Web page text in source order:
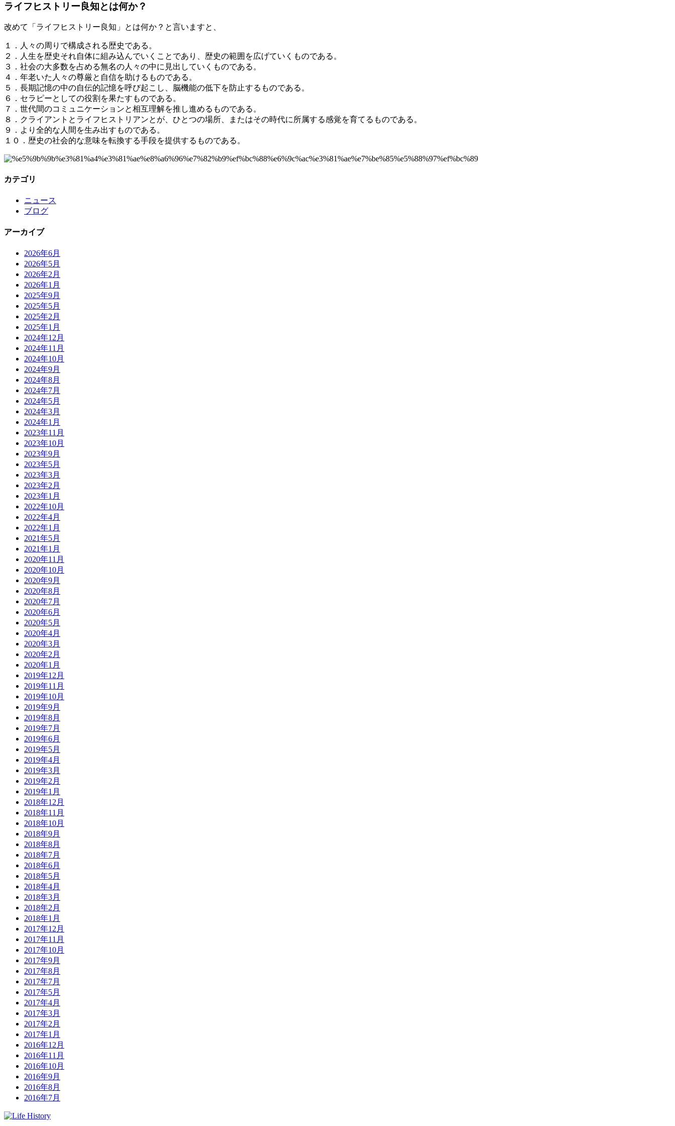
ライフヒストリー良知とは何か？
改めて「ライフヒストリー良知」とは何か？と言いますと、
１．人々の周りで構成される歴史である。
２．人生を歴史それ自体に組み込んでいくことであり、歴史の範囲を広げていくものである。
３．社会の大多数を占める無名の人々の中に見出していくものである。
４．年老いた人々の尊厳と自信を助けるものである。
５．長期記憶の中の自伝的記憶を呼び起こし、脳機能の低下を防止するものである。
６．セラピーとしての役割を果たすものである。
７．世代間のコミュニケーションと相互理解を推し進めるものである。
８．クライアントとライフヒストリアンとが、ひとつの場所、またはその時代に所属する感覚を育てるものである。
９．より全的な人間を生み出すものである。
１０．歴史の社会的な意味を転換する手段を提供するものである。
カテゴリ
ニュース
ブログ
アーカイブ
2026年6月
2026年5月
2026年2月
2026年1月
2025年9月
2025年5月
2025年2月
2025年1月
2024年12月
2024年11月
2024年10月
2024年9月
2024年8月
2024年7月
2024年5月
2024年3月
2024年1月
2023年11月
2023年10月
2023年9月
2023年5月
2023年3月
2023年2月
2023年1月
2022年10月
2022年4月
2022年1月
2021年5月
2021年1月
2020年11月
2020年10月
2020年9月
2020年8月
2020年7月
2020年6月
2020年5月
2020年4月
2020年3月
2020年2月
2020年1月
2019年12月
2019年11月
2019年10月
2019年9月
2019年8月
2019年7月
2019年6月
2019年5月
2019年4月
2019年3月
2019年2月
2019年1月
2018年12月
2018年11月
2018年10月
2018年9月
2018年8月
2018年7月
2018年6月
2018年5月
2018年4月
2018年3月
2018年2月
2018年1月
2017年12月
2017年11月
2017年10月
2017年9月
2017年8月
2017年7月
2017年5月
2017年4月
2017年3月
2017年2月
2017年1月
2016年12月
2016年11月
2016年10月
2016年9月
2016年8月
2016年7月